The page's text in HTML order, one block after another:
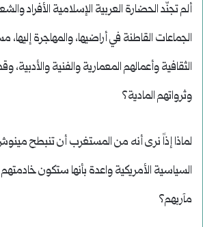
ألم تجنّد الحضارة العربية الإسلامية الأفراد
الجماعات القاطنة في أراضيها، والمهاجرة
الثقافية وأعمالهم المعمارية والفنية والأدبية،
وثرواتهم المادية؟
لماذا إذاً نرى أنه من المستغرب أن تنبطح
السياسية الأمريكية واعدة بأنها ستكون
مآربهم؟